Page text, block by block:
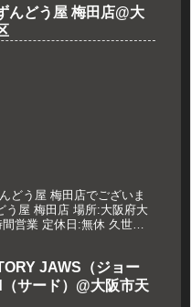
んどう屋 梅田店@大
どう屋 梅田店でございま
う屋 梅田店 場所:大阪府大
営業 定休日:無休 久世の
JAWS（ジョー
サード）@大阪市天